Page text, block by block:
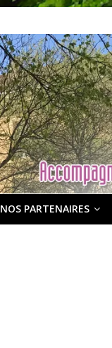
NOS PARTENAIRES